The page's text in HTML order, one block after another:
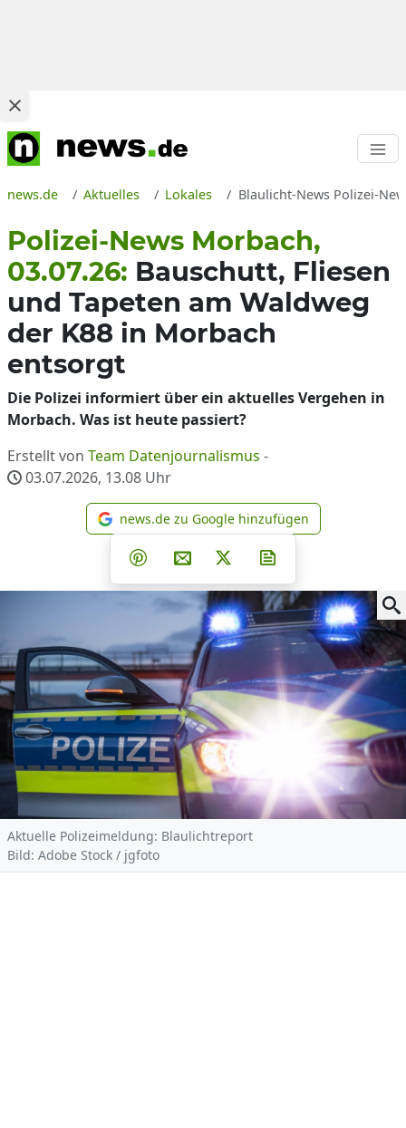
news.de Aktuelles Lokales Blaulicht-News Polizei-
Polizei-News Morbach,
03.07.26: Bauschutt, Fliesen
und Tapeten am Waldweg
der K88 in Morbach
entsorgt
Die Polizei informiert über ein aktuelles Vergehen in
Morbach. Was ist heute passiert?
Erstellt von Team Datenjournalismus -
03.07.2026, 13.08 Uhr
news.de zu Google
news.de zu Google hinzufügen
Teilen auf Facebook
Teilen auf Whatsapp
Teilen auf Telegram
Teilen auf Pinterest
Per E-Mail teilen
Post auf X
Aktuelle Polizeimeldung: Blaulichtreport
Bild: Adobe Stock / jgfoto